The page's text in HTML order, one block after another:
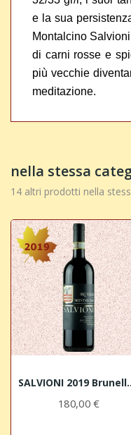
e la sua
Montalcino
di carni rosse e
più vecchie
meditazione.
nella stessa
14 altri prodotti nella
SALVIONI
180,00 €